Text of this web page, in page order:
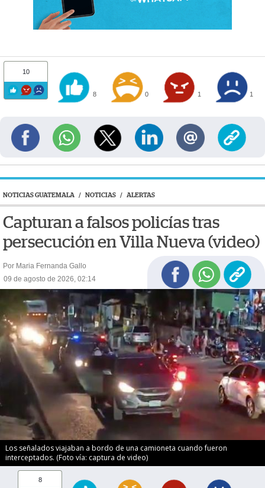
10
8 0 1 1
NOTICIAS GUATEMALA / NOTICIAS / ALERTAS
Capturan a falsos policías tras
persecución en Villa Nueva (video)
Por Maria Fernanda Gallo
09 de agosto de 2026, 02:14
Los señalados viajaban a bordo de una camioneta cuando fueron
interceptados. (Foto vía: captura de video)
8